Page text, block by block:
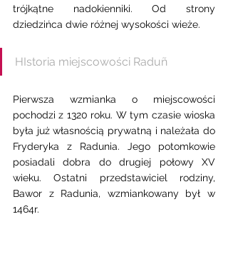
trójkątne nadokienniki. Od strony
dziedzińca dwie różnej wysokości wieże.
HIstoria miejscowości Raduñ
Pierwsza wzmianka o miejscowości
pochodzi z 1320 roku. W tym czasie wioska
była już własnością prywatną i należała do
Fryderyka z Radunia. Jego potomkowie
posiadali dobra do drugiej połowy XV
wieku. Ostatni przedstawiciel rodziny,
Bawor z Radunia, wzmiankowany był w
1464r.